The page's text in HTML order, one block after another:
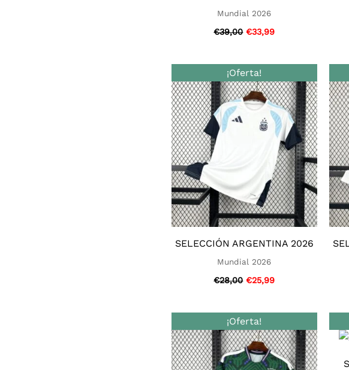
Mundial 2026
€39,00 €33,99
¡Oferta!
SELECCIÓN ARGENTINA 2026
Mundial 2026
€28,00
El
precio
original
era:
€28,00.
€25,99
precio
actual
es:
€25,99.
¡Oferta!
El
precio
original
era:
€28,00.
precio
actual
es:
€25,99.